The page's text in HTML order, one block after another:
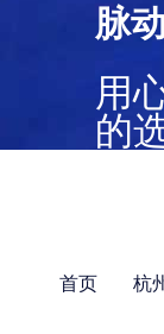
脉
用
的
首页 杭